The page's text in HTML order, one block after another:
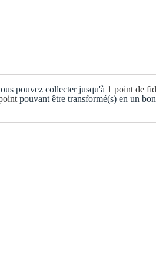
pouvez collecter jusqu'à 1 point de
pouvant être transformé(s) en un